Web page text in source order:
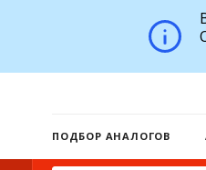
ПОДБОР АНАЛОГОВ